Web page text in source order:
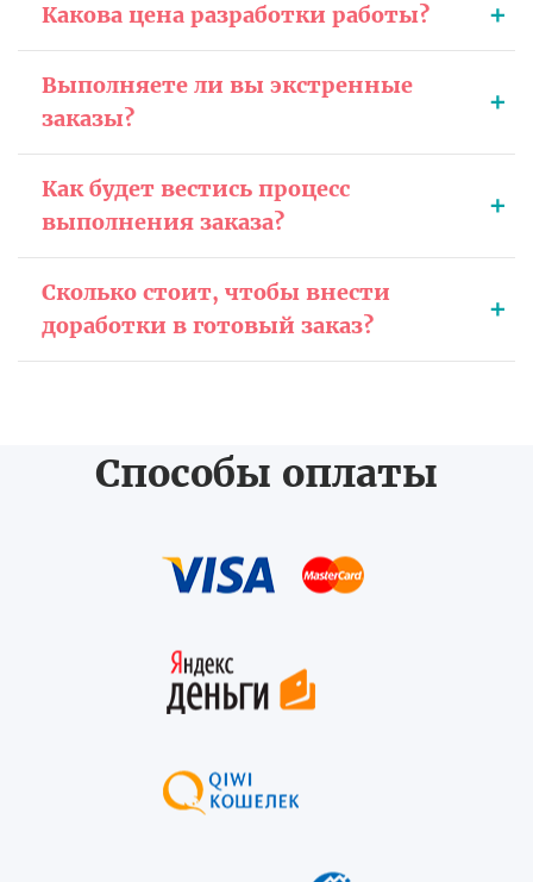
Какова цена разработки работы?
Выполняете ли вы экстренные
заказы?
Как будет вестись процесс
выполнения заказа?
Сколько стоит, чтобы внести
доработки в готовый заказ?
Способы оплаты